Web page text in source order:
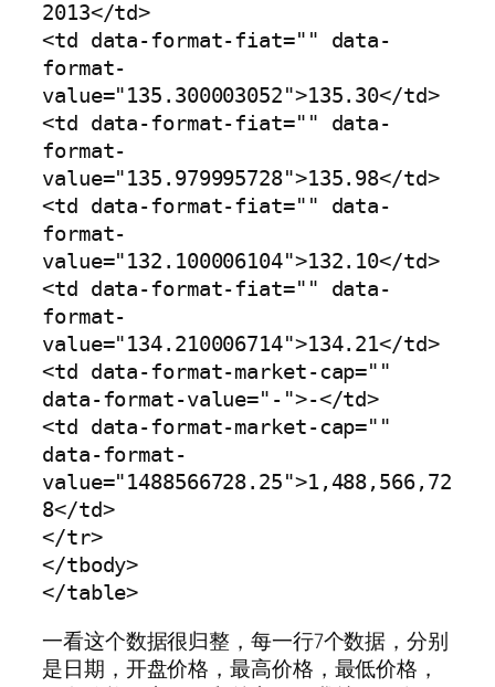
2013</td>
<td data-format-fiat="" data-
format-
value="135.300003052">135.30</td>
<td data-format-fiat="" data-
format-
value="135.979995728">135.98</td>
<td data-format-fiat="" data-
format-
value="132.100006104">132.10</td>
<td data-format-fiat="" data-
format-
value="134.210006714">134.21</td>
<td data-format-market-cap=""
data-format-value="-">-</td>
<td data-format-market-cap=""
data-format-
value="1488566728.25">1,488,566,72
8</td>
</tr>
</tbody>
</table>
一看这个数据很归整，每一行7个数据，分别
是日期，开盘价格，最高价格，最低价格，